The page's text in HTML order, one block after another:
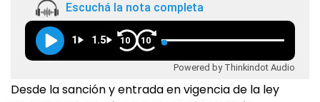
Escuchá la nota completa
1 1.5 10 10
Powered by Thinkindot Audio
Desde la sanción y entrada en vigencia de la ley